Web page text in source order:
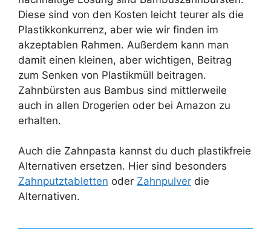
Diese sind von den Kosten leicht teurer als die
Plastikkonkurrenz, aber wie wir finden im
akzeptablen Rahmen. Außerdem kann man
damit einen kleinen, aber wichtigen, Beitrag
zum Senken von Plastikmüll beitragen.
Zahnbürsten aus Bambus sind mittlerweile
auch in allen Drogerien oder bei Amazon zu
erhalten.
Auch die Zahnpasta kannst du duch plastikfreie
Alternativen ersetzen. Hier sind besonders
Zahnputztabletten oder Zahnpulver die
Alternativen.